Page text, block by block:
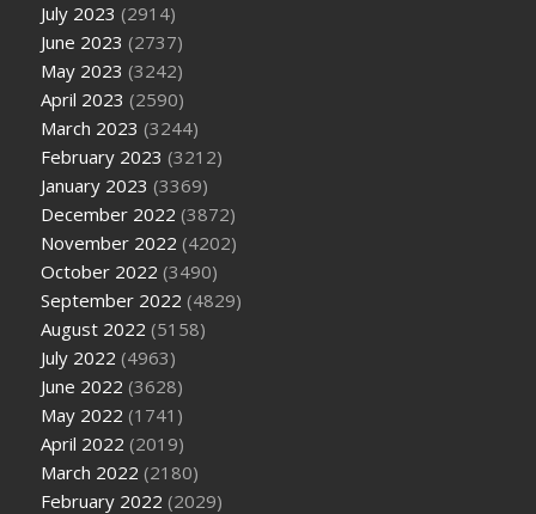
July 2023 (2914)
June 2023 (2737)
May 2023 (3242)
April 2023 (2590)
March 2023 (3244)
February 2023 (3212)
January 2023 (3369)
December 2022 (3872)
November 2022 (4202)
October 2022 (3490)
September 2022 (4829)
August 2022 (5158)
July 2022 (4963)
June 2022 (3628)
May 2022 (1741)
April 2022 (2019)
March 2022 (2180)
February 2022 (2029)